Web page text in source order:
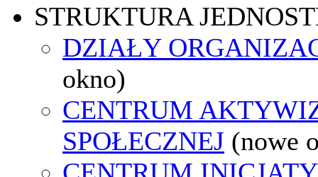
STRUKTURA
DZIAŁY
okno)
CENTRUM
SPOŁECZNEJ (nowe